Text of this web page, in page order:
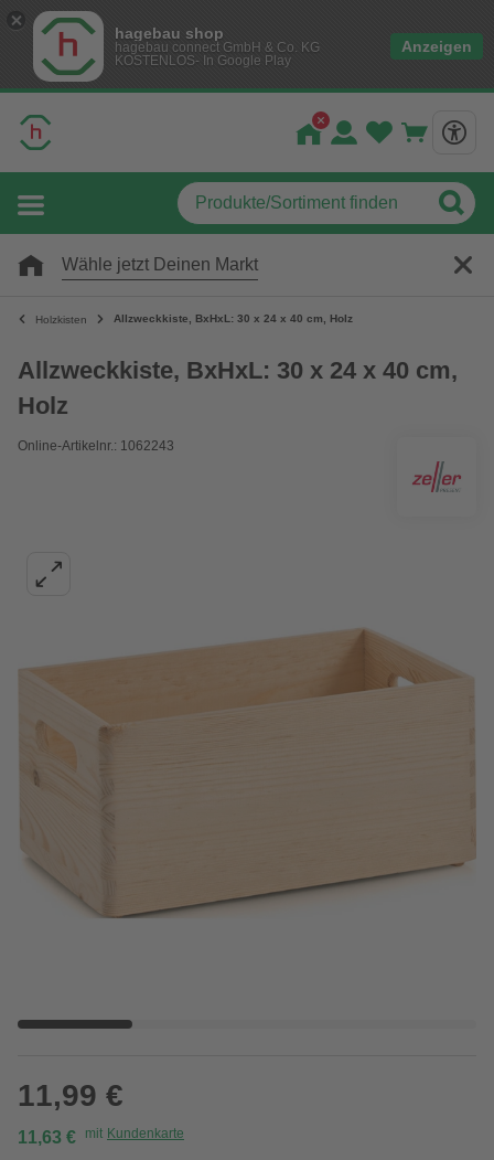
hagebau shop
hagebau connect GmbH & Co. KG
KOSTENLOS- In Google Play
Anzeigen
Wähle jetzt Deinen Markt
Holzkisten Allzweckkiste, BxHxL: 30 x 24 x 40 cm, Holz
Allzweckkiste, BxHxL: 30 x 24 x 40 cm,
Holz
Online-Artikelnr.: 1062243
11,99 €
11,63 € mit Kundenkarte